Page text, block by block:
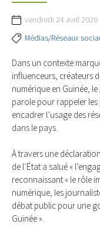
vendredi 24 avril 2026
Médias/Réseaux
Dans un contexte
influenceurs, créateurs
numérique en Guinée,
parole pour rappeler
encadrer l’usage des
dans le pays.
À travers une
de l’État a salué «
reconnaissant « le rôle
numérique, les
débat public pour une
Guinée ».